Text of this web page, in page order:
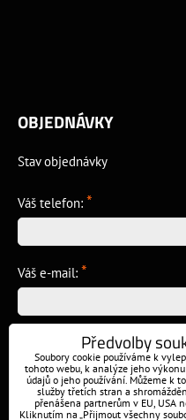
OBJEDNÁVKY
Stav objednávky
Váš telefon: *
Váš e-mail: *
Předvolby
Soubory cookie používáme k
tohoto webu, k analýze jeho
údajů o jeho používání. Můžeme k
služby třetích stran a
přenášena partnerům v EU, USA
Kliknutím na „Přijmout všechny